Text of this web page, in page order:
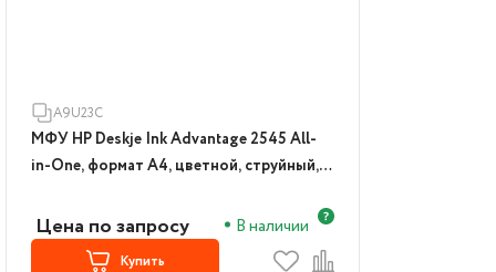
A9U23C
МФУ HP Deskje Ink Advantage 2545 All-
in-One, формат А4, цветной, струйный,
Цена по запросу В наличии
Купить